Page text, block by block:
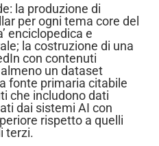
la produzione di
per ogni tema core del
enciclopedica e
la costruzione di una
con contenuti
un dataset
fonte primaria citabile
che includono dati
dai sistemi AI con
rispetto a quelli
terzi.